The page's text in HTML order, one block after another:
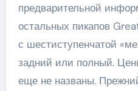
предварительной
остальных пикапов
с шестиступенчатой
задний или полный.
еще не названы.